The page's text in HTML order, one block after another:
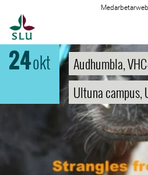
24okt
Audhumbla,
Ultuna campus,